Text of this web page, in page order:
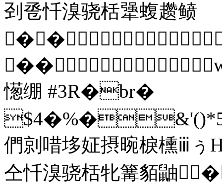
刭卺忏溴骁栝犟蝮趱鲼
��
憽绷 #3R�br�
們剠唶垑姃摂晼棙櫄ⅲぅ
仝忏溴骁栝牝篝貊鼬�